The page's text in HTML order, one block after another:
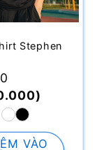
Stephen
VÀO